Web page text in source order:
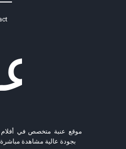
موقع عنبة متخصص في أفلام
بجودة عالية مشاهدة